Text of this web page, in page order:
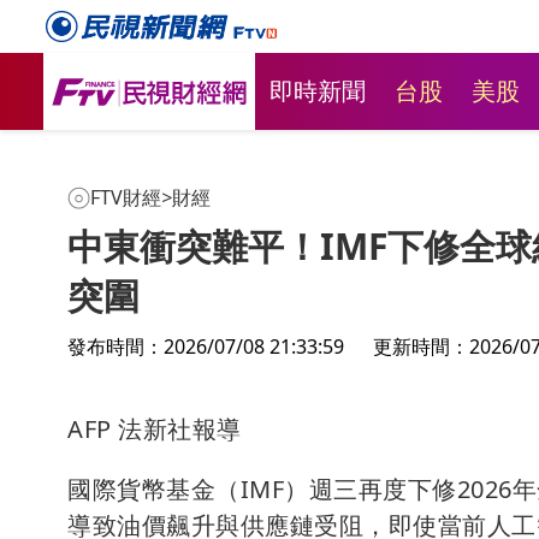
即時新聞 台股 美股
FTV財經>財經
中東衝突難平！IMF下修全
突圍
發布時間：2026/07/08 21:33:59 更新時間：2026/
AFP 法新社報導
國際貨幣基金（IMF）週三再度下修2026
導致油價飆升與供應鏈受阻，即使當前人